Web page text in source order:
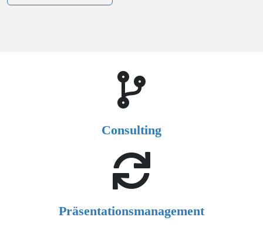
Consulting
Präsentationsmanagement